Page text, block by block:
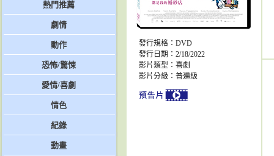
熱門推薦
劇情
動作
恐怖/驚悚
愛情/喜劇
情色
紀錄
動畫
發行規格：DVD
發行日期：2/18/2022
影片類型：喜劇
影片分級：普遍級